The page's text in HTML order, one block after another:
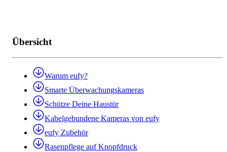
Übersicht
Warum eufy?
Smarte Überwachungskameras
Schütze Deine Haustür
Kabelgebundene Kameras von eufy
eufy Zubehör
Rasenpflege auf Knopfdruck